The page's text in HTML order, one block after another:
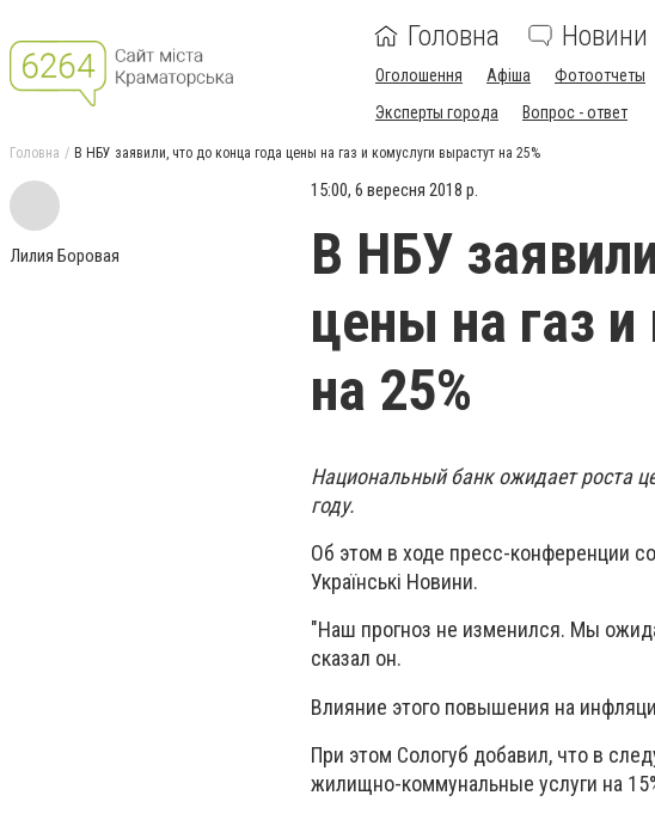
Головна Новини
Оголошення Афіша Фотоотчеты
Эксперты города
Вопрос - ответ
Головна В НБУ заявили, что до конца года цены на газ и комуслуги вырастут на 25%
Лилия Боровая
15:00, 6 вересня 2018 р.
В НБУ
цены на газ
на 25%
Национальный банк ожидает роста
году.
Об этом в ходе пресс-конференции
Українськi Новини.
"Наш прогноз не изменился. Мы
сказал он.
Влияние этого повышения на
При этом Сологуб добавил, что в
жилищно-коммунальные услуги на